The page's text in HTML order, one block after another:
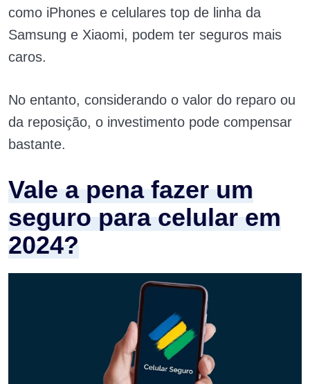
como iPhones e celulares top de linha da
Samsung e Xiaomi, podem ter seguros mais
caros.
No entanto, considerando o valor do reparo ou
da reposição, o investimento pode compensar
bastante.
Vale a pena fazer um
seguro para celular em
2024?